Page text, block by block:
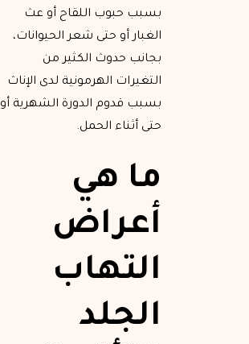
بسبب حبوب اللقاح أو عث
الغبار أو حتى شعر الحيوانات،
بجانب حدوث الكثير من
التغيرات الهرمونية لدى الإناث
بسبب قدوم الدورة الشهرية أو
حتى أثناء الحمل.
ما هي
أعراض
التهاب
الجلد